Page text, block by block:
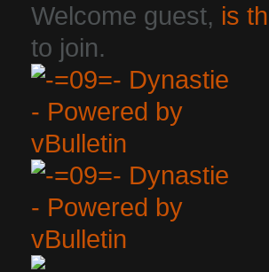
Welcome guest, is
to join.